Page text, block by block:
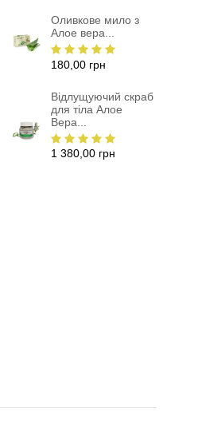
Оливкове мило з
Алое вера...
180,00 грн
Відлущуючий скраб
для тіла Алое
Вера...
1 380,00 грн